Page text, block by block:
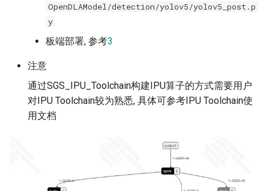
OpenDLAModel/detection/yolov5/yolov5_post.p
y
板端部署, 参考3
注意
通过SGS_IPU_Toolchain构建IPU算子的方式需要用户
对IPU Toolchain较为熟悉, 具体可参考IPU Toolchain使
用文档